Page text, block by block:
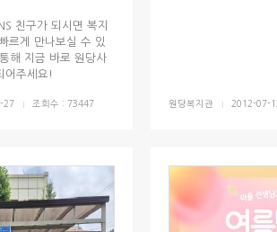
친구가 되시면 복지
르게 만나보실 수 있
해 지금 바로 원당사
어주세요!
27 조회수 : 73447 원당복지관 2012-07-